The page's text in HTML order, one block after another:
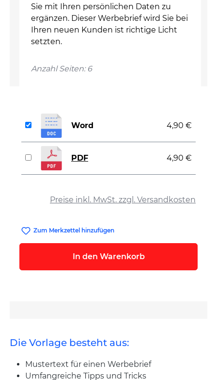
Sie mit Ihren persönlichen Daten zu
ergänzen. Dieser Werbebrief wird Sie bei
Ihren neuen Kunden ist richtige Licht
setzten.
Anzahl Seiten: 6
Preise inkl. MwSt. zzgl. Versandkosten
Word 4,90 €
PDF 4,90 €
Zum Merkzettel hinzufügen
In den Warenkorb
Die Vorlage besteht aus:
Mustertext für einen Werbebrief
Umfangreiche Tipps und Tricks